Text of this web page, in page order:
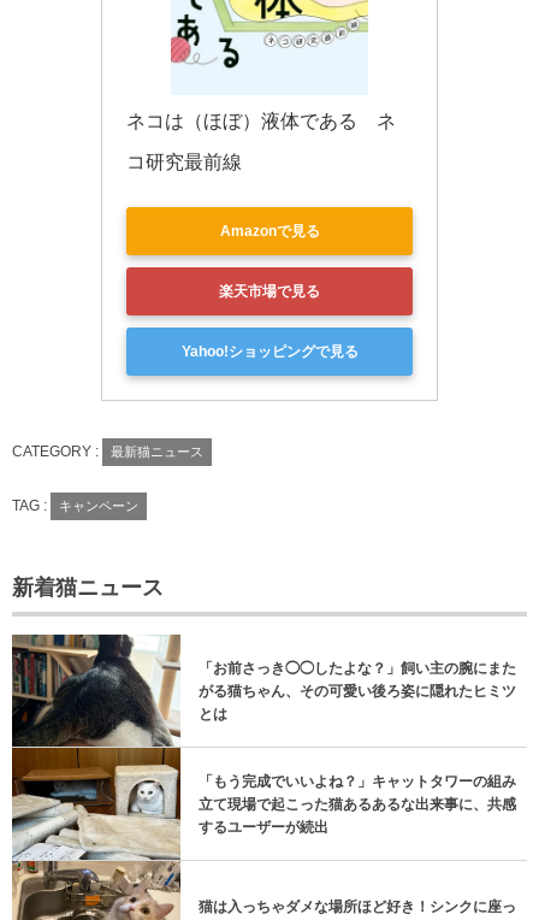
ネコは（ほぼ）液体である　ネ
コ研究最前線
Amazonで見る
楽天市場で見る
Yahoo!ショッピングで見る
CATEGORY : 最新猫ニュース
TAG : キャンペーン
新着猫ニュース
「お前さっき◯◯したよな？」飼い主の腕にまた
がる猫ちゃん、その可愛い後ろ姿に隠れたヒミツ
とは
「もう完成でいいよね？」キャットタワーの組み
立て現場で起こった猫あるあるな出来事に、共感
するユーザーが続出
猫は入っちゃダメな場所ほど好き！シンクに座っ